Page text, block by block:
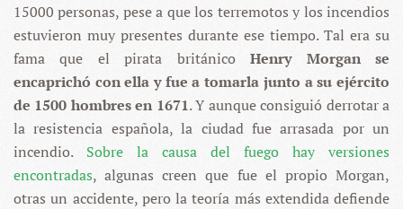
15000 personas, pese a que los terremotos y los incendios
estuvieron muy presentes durante ese tiempo. Tal era su
fama que el pirata británicoHenry Morgan se
encaprichó con ella y fue a tomarla junto a su ejército
de 1500 hombres en 1671. Y aunque consiguió derrotar a
la resistencia española, la ciudad fue arrasada por un
incendio. Sobre la causa del fuego hay versiones
encontradas, algunas creen que fue el propio Morgan,
otras un accidente, pero la teoría más extendida defiende